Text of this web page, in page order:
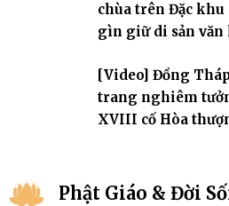
chùa trên Đặc khu
gìn giữ di sản văn
[Video] Đồng
trang nghiêm
XVIII cố Hòa
Phật Giáo & Đời